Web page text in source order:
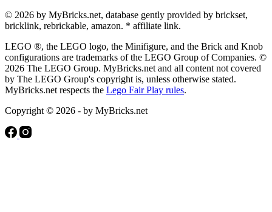
© 2026 by MyBricks.net, database gently provided by brickset,
bricklink, rebrickable, amazon. * affiliate link.
LEGO ®, the LEGO logo, the Minifigure, and the Brick and Knob
configurations are trademarks of the LEGO Group of Companies. ©
2026 The LEGO Group. MyBricks.net and all content not covered
by The LEGO Group's copyright is, unless otherwise stated.
MyBricks.net respects the Lego Fair Play rules.
Copyright © 2026 - by MyBricks.net